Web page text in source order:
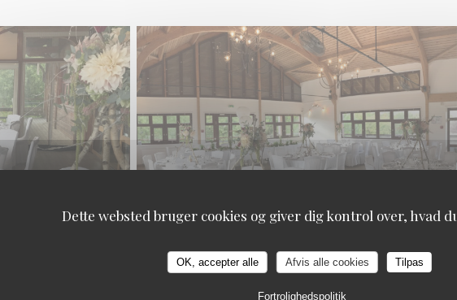
Dette websted bruger cookies og giver dig kontrol over, hvad
OK, accepter alle Afvis alle cookies Tilpas
Fortrolighedspolitik
Les rives de la courtille